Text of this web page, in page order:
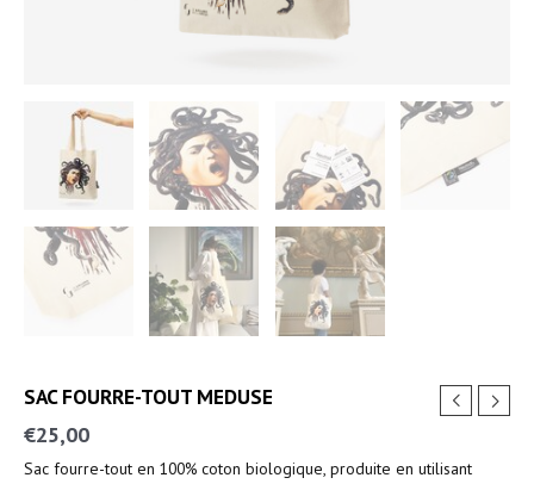
SAC FOURRE-TOUT MEDUSE
€25,00
Sac fourre-tout en 100% coton biologique, produite en utilisant